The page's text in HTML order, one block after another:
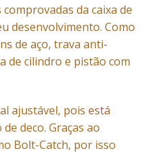
da caixa de
desenvolvimento. Como
de aço, trava anti-
de cilindro e pistão com
ajustável, pois está
deco. Graças ao
Bolt-Catch, por isso